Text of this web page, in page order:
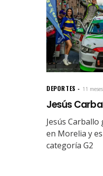
DEPORTES 11
Jesús
Jesús
en Morelia y
categoría G2